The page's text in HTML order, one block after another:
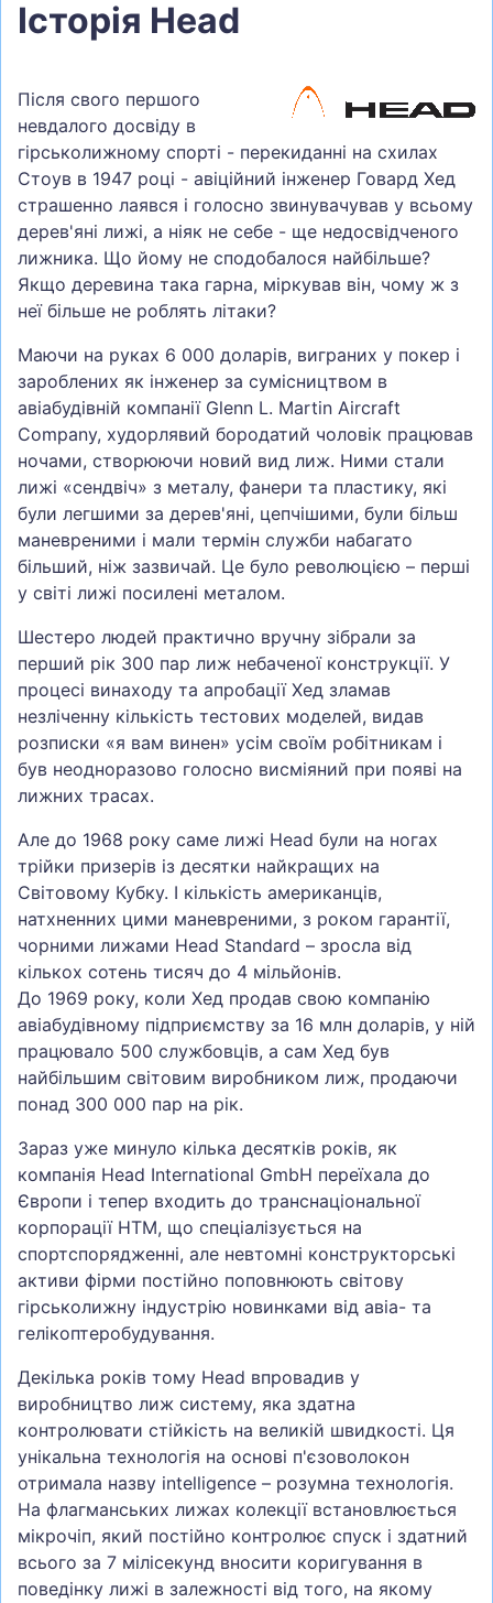
Історія Head
Після свого першого
невдалого досвіду в
гірськолижному спорті - перекиданні на схилах
Стоув в 1947 році - авіційний інженер Говард Хед
страшенно лаявся і голосно звинувачував у всьому
дерев'яні лижі, а ніяк не себе - ще недосвідченого
лижника. Що йому не сподобалося найбільше?
Якщо деревина така гарна, міркував він, чому ж з
неї більше не роблять літаки?
Маючи на руках 6 000 доларів, виграних у покер і
зароблених як інженер за сумісництвом в
авіабудівній компанії Glenn L. Martin Aircraft
Company, худорлявий бородатий чоловік працював
ночами, створюючи новий вид лиж. Ними стали
лижі «сендвіч» з металу, фанери та пластику, які
були легшими за дерев'яні, цепчішими, були більш
маневреними і мали термін служби набагато
більший, ніж зазвичай. Це було революцією – перші
у світі лижі посилені металом.
Шестеро людей практично вручну зібрали за
перший рік 300 пар лиж небаченої конструкції. У
процесі винаходу та апробації Хед зламав
незліченну кількість тестових моделей, видав
розписки «я вам винен» усім своїм робітникам і
був неодноразово голосно висміяний при появі на
лижних трасах.
Але до 1968 року саме лижі Head були на ногах
трійки призерів із десятки найкращих на
Світовому Кубку. І кількість американців,
натхненних цими маневреними, з роком гарантії,
чорними лижами Head Standard – зросла від
кількох сотень тисяч до 4 мільйонів.
До 1969 року, коли Хед продав свою компанію
авіабудівному підприємству за 16 млн доларів, у ній
працювало 500 службовців, а сам Хед був
найбільшим світовим виробником лиж, продаючи
понад 300 000 пар на рік.
Зараз уже минуло кілька десятків років, як
компанія Head International GmbH переїхала до
Європи і тепер входить до транснаціональної
корпорації HTM, що спеціалізується на
спортспорядженні, але невтомні конструкторські
активи фірми постійно поповнюють світову
гірськолижну індустрію новинками від авіа- та
гелікоптеробудування.
Декілька років тому Head впровадив у
виробництво лиж систему, яка здатна
контролювати стійкість на великій швидкості. Ця
унікальна технологія на основі п'єзоволокон
отримала назву intelligence – розумна технологія.
На флагманських лижах колекції встановлюється
мікрочіп, який постійно контролює спуск і здатний
всього за 7 мілісекунд вносити коригування в
поведінку лижі в залежності від того, на якому